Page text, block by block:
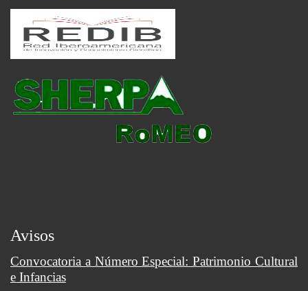
Avisos
Convocatoria a Número Especial: Patrimonio Cultural
e Infancias